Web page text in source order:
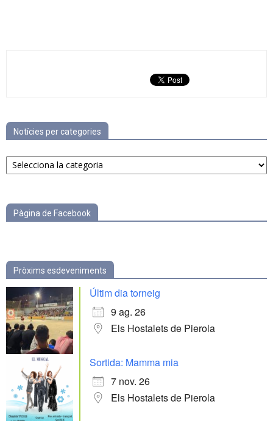
Notícies per categories
Notícies
per
Pàgina de Facebook
Pròxims esdeveniments
Últim dia torneig
9 ag. 26
Els Hostalets de Pierola
Sortida: Mamma mia
7 nov. 26
Els Hostalets de Pierola